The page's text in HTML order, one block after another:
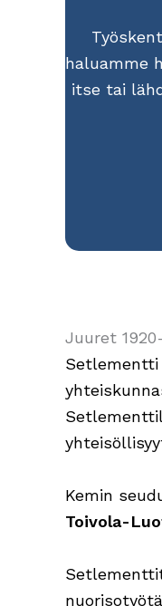
haluamme
itse tai
Juuret
Setlementti
Kemin
Toivola-